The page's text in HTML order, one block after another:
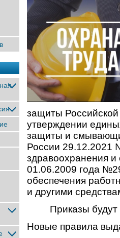
защиты
утверждении
защиты и
России 29.12.2021
здравоохранения и
01.06.2009 года
обеспечения
и другими
Приказы будут
Новые правила